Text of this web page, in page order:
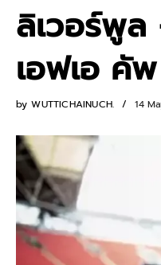
ลิเวอร์พู
เอฟเอ คั
by WUTTICHAINUCH. 14